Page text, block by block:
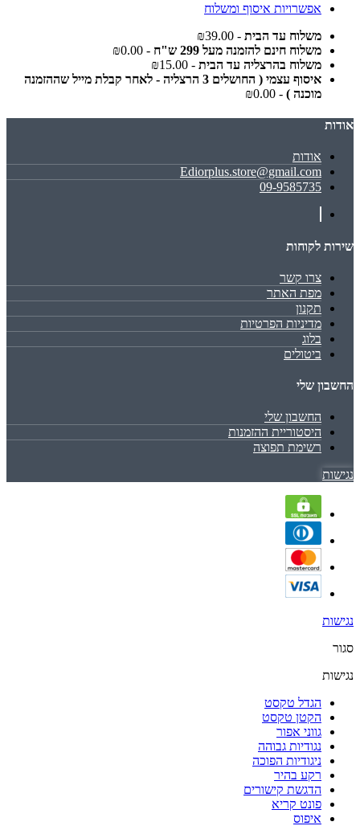
אפשרויות איסוף ומשלוח
משלוח עד הבית - ₪39.00
משלוח חינם להזמנה מעל 299 ש"ח
- ₪0.00
משלוח בהרצליה עד הבית - ₪15.00
איסוף עצמי ( החושלים 3 הרצליה - לאחר קבלת מייל שההזמנה
מוכנה ) - ₪0.00
אודות
אודות
Ediorplus.store@gmail.com
09-9585735
שירות לקוחות
צרו קשר
מפת האתר
תקנון
מדיניות הפרטיות
בלוג
ביטולים
החשבון שלי
החשבון שלי
היסטוריית ההזמנות
רשימת תפוצה
נגישות
נגישות
סגור
נגישות
הגדל טקסט
הקטן טקסט
גווני אפור
נגודיות גבוהה
ניגודיות הפוכה
רקע בהיר
הדגשת קישורים
פונט קריא
איפוס